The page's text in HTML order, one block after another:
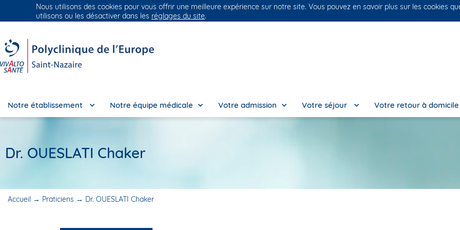
Groupe Vivalto Santé Entre nous, la vie
Notre établissement Notre équipe médicale Votre admission Votre séjour Votre retour à domicile
Dr. OUESLATI Chaker
Accueil → Praticiens → Dr. OUESLATI Chaker
Nous utilisons des cookies pour vous offrir une meilleure expérience sur notre site. Vous pouvez en savoir plus sur les cookies
utilisons ou les désactiver dans les réglages du site.